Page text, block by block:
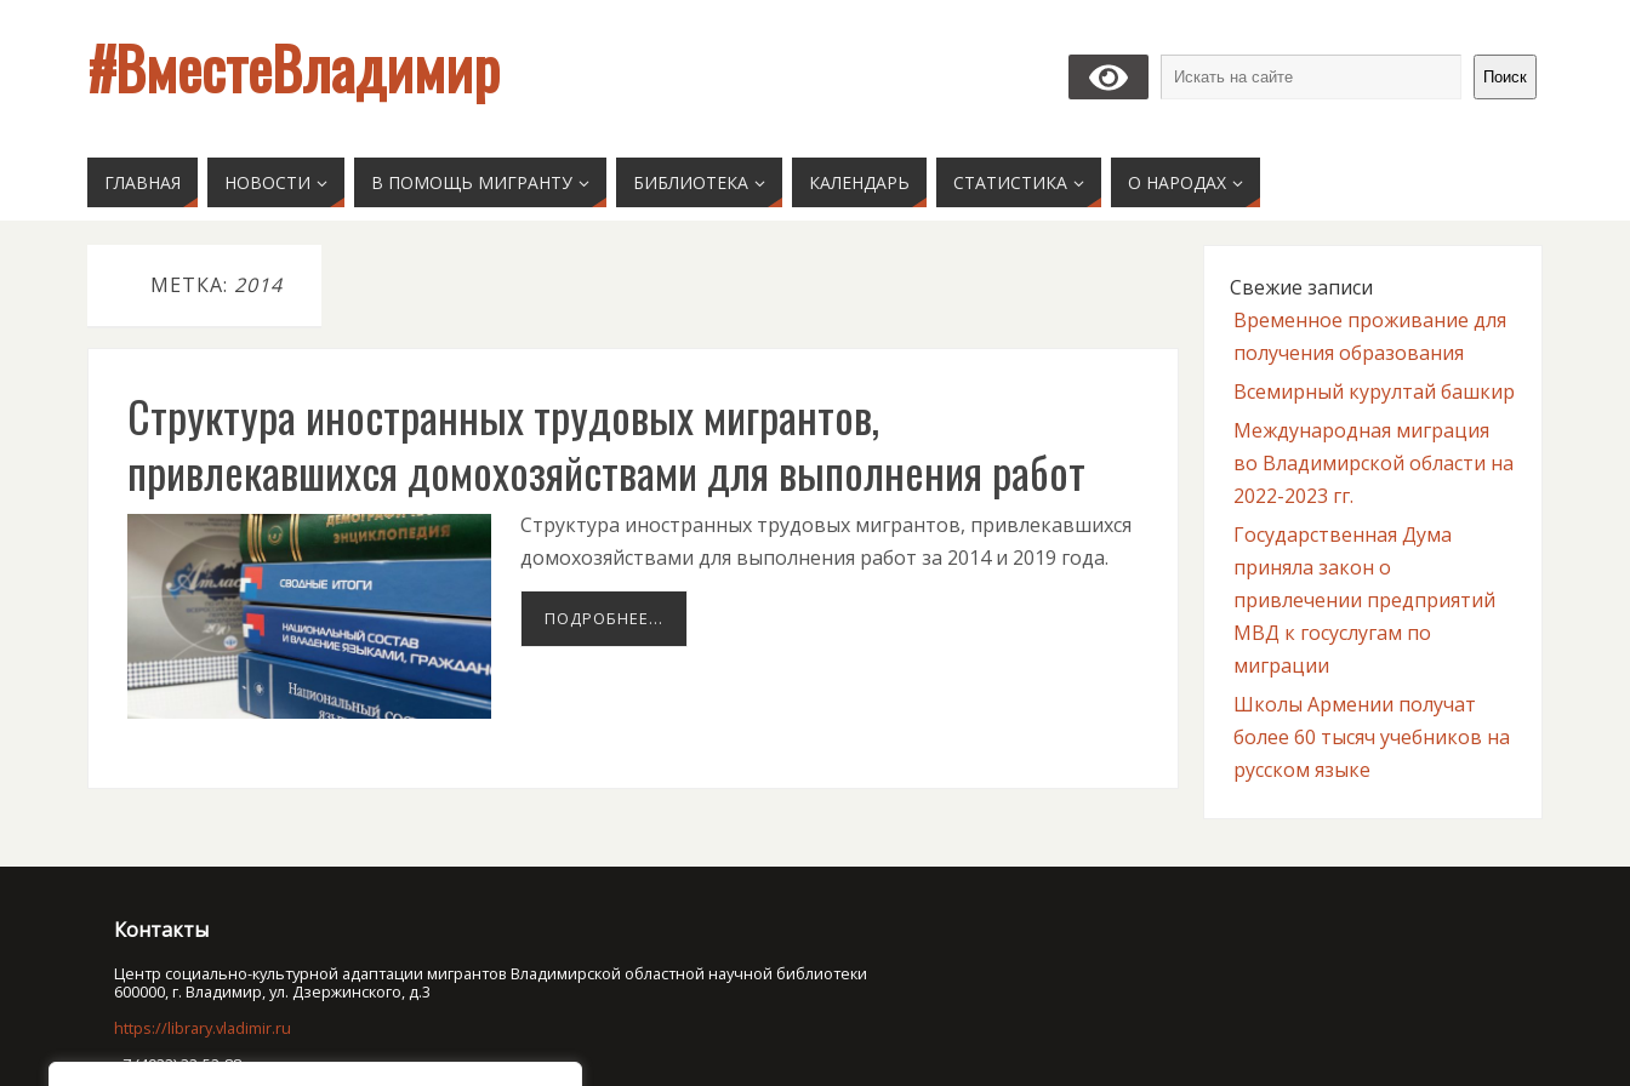
#ВместеВладимир Поиск
ГЛАВНАЯ НОВОСТИ В ПОМОЩЬ МИГРАНТУ БИБЛИОТЕКА КАЛЕНДАРЬ СТАТИСТИКА О НАРОДАХ
МЕТКА: 2014
Структура иностранных трудовых мигрантов,
привлекавшихся домохозяйствами для выполнения работ
Структура иностранных трудовых мигрантов, привлекавшихся
домохозяйствами для выполнения работ за 2014 и 2019 года.
ПОДРОБНЕЕ…
Свежие записи
Временное проживание для
получения образования
Всемирный курултай башкир
Международная миграция
во Владимирской области на
2022-2023 гг.
Государственная Дума
приняла закон о
привлечении предприятий
МВД к госуслугам по
миграции
Школы Армении получат
более 60 тысяч учебников на
русском языке
Контакты
Центр социально-культурной адаптации мигрантов Владимирской областной научной библиотеки
600000, г. Владимир, ул. Дзержинского, д.3
https://library.vladimir.ru
+7 (4922) 32-52-88